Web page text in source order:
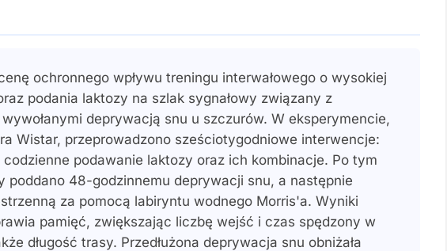
ochronnego wpływu treningu interwałowego o wysokiej
podania laktozy na szlak sygnałowy związany z
deprywacją snu u szczurów. W eksperymencie,
Wistar, przeprowadzono sześciotygodniowe interwencje:
podawanie laktozy oraz ich kombinacje. Po tym
poddano 48-godzinnemu deprywacji snu, a następnie
za pomocą labiryntu wodnego Morris'a. Wyniki
pamięć, zwiększając liczbę wejść i czas spędzony w
długość trasy. Przedłużona deprywacja snu obniżała